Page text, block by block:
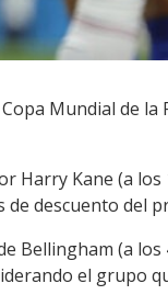
Mundial de la
Harry Kane (a
descuento del
Bellingham (a los
el grupo